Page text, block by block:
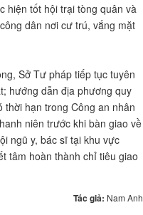
hiện tốt hội trại tòng quân và
dân nơi cư trú, vắng mặt
Sở Tư pháp tiếp tục tuyên
hướng dẫn địa phương quy
hạn trong Công an nhân
niên trước khi bàn giao về
ngũ y, bác sĩ tại khu vực
tâm hoàn thành chỉ tiêu giao
Tác giả: Nam Anh